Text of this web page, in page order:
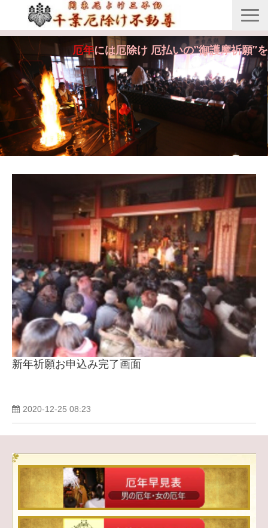
縁起由来
年間行事
御護摩祈願
御守・紙札
安産・七五三祝祷
厄年には厄除け 厄払いの‟御護摩祈願”を
新年祈願お申込み完了画面
2020-12-25 08:23